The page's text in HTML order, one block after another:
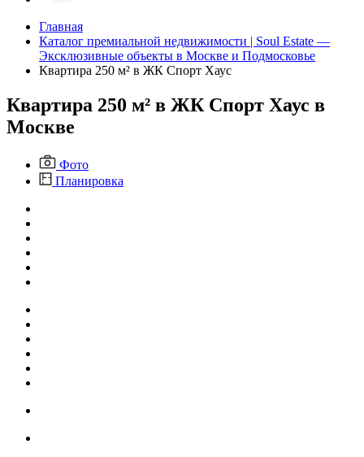
Главная
Каталог премиальной недвижимости | Soul Estate —
Эксклюзивные объекты в Москве и Подмосковье
Квартира 250 м² в ЖК Спорт Хаус
Квартира 250 м² в ЖК Спорт Хаус в
Москве
Фото
Планировка